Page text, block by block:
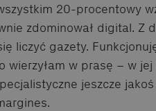
20-procentowy
zdominował digital. Z
liczyć gazety.
w prasę – w jej
jeszcze